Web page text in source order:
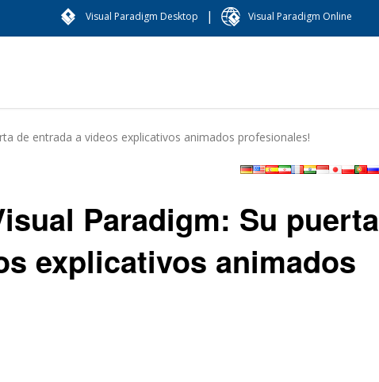
Visual Paradigm Desktop | Visual Paradigm Online
de entrada a videos explicativos animados profesionales!
Paradigm: Su puerta
explicativos animados